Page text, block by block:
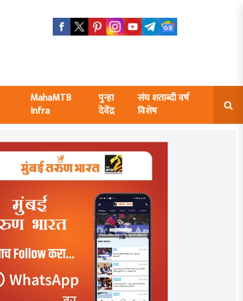
MahaMTB
Infra
पुन्हा
देवेंद्र
संघ शताब्दी वर्ष
विशेष